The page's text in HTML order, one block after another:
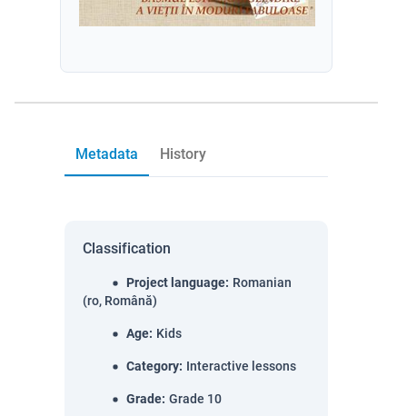
Metadata History
Classification
Project language: Romanian
(ro, Română)
Age: Kids
Category: Interactive lessons
Grade: Grade 10